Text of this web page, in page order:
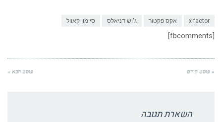
x factor אקס פקטור ג'וש דניאלס סיימון קאוול
[fbcomments]
« פוסט קודם פוסט הבא »
השארת תגובה